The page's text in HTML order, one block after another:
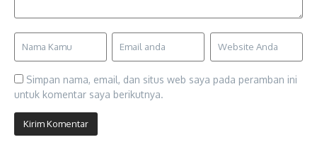
Simpan nama, email, dan situs web saya pada peramban ini
untuk komentar saya berikutnya.